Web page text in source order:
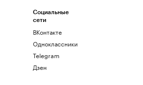
Социальные
сети
ВКонтакте
Одноклассники
Telegram
Дзен